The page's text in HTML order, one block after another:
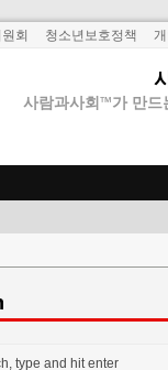
회 청소년보호정책
사람과사회™가 만드